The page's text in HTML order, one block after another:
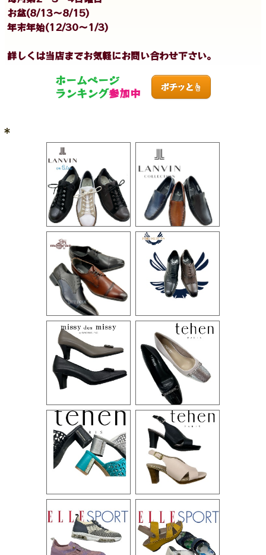
お盆(8/13〜8/15)
年末年始(12/30〜1/3)
詳しくは当店までお気軽にお問い合わせ下さい。
ホームページ
ランキング参加中 ポチッと☝️
＊